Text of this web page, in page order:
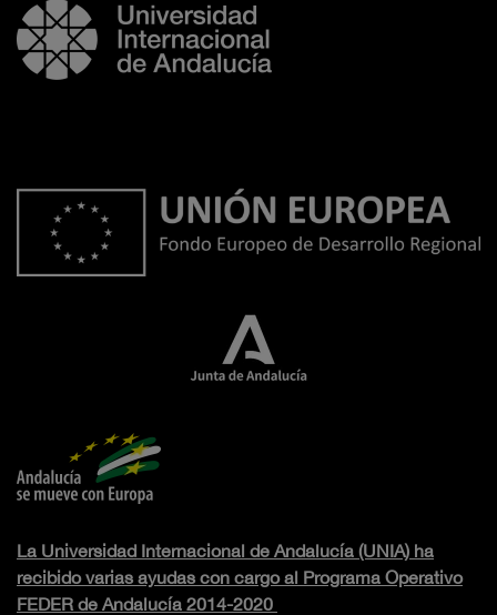
La Universidad Internacional de Andalucía (UNIA) ha
recibido varias ayudas con cargo al Programa Operativo
FEDER de Andalucía 2014-2020